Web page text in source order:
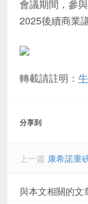
會議期間，參
2025後續商業
轉載請註明：
分享到
上一篇 康希諾重
與本文相關的文